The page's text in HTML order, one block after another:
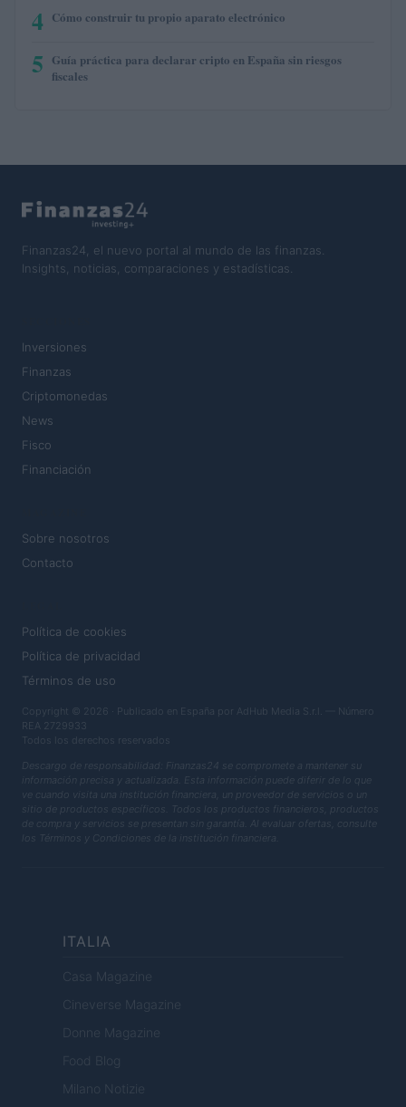
4 Cómo construir tu propio aparato electrónico
5 Guía práctica para declarar cripto en España sin riesgos
fiscales
Finanzas24, el nuevo portal al mundo de las finanzas.
Insights, noticias, comparaciones y estadísticas.
Inversiones
Finanzas
Criptomonedas
News
Fisco
Financiación
Sobre nosotros
Contacto
Política de cookies
Política de privacidad
Términos de uso
Copyright © 2026 · Publicado en España por AdHub Media S.r.l. — Número
REA 2729933
Todos los derechos reservados
Descargo de responsabilidad: Finanzas24 se compromete a mantener su
información precisa y actualizada. Esta información puede diferir de lo que
ve cuando visita una institución financiera, un proveedor de servicios o un
sitio de productos específicos. Todos los productos financieros, productos
de compra y servicios se presentan sin garantía. Al evaluar ofertas, consulte
los Términos y Condiciones de la institución financiera.
ITALIA
Casa Magazine
Cineverse Magazine
Donne Magazine
Food Blog
Milano Notizie